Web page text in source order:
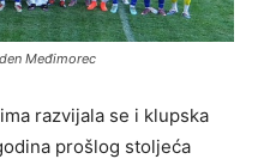
Međimorec
razvijala se i klupska
prošlog stoljeća